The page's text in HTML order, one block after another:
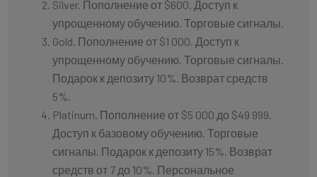
Silver. Пополнение от $600. Доступ к
упрощенному обучению. Торговые сигналы.
Gold. Пополнение от $1 000. Доступ к
упрощенному обучению. Торговые сигналы.
Подарок к депозиту 10%. Возврат средств
5%.
Platinum. Пополнение от $5 000 до $49 999.
Доступ к базовому обучению. Торговые
сигналы. Подарок к депозиту 15%. Возврат
средств от 7 до 10%. Персональное